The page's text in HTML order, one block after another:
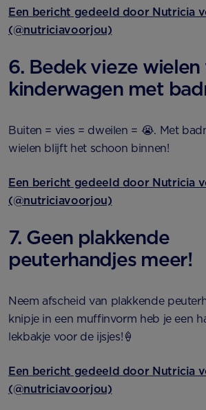
Een bericht gedeeld door Nutricia
(@nutriciavoorjou)
6. Bedek vieze wielen
kinderwagen met
Buiten = vies = dweilen = 😭. Met
wielen blijft het schoon binnen!
Een bericht gedeeld door Nutricia
(@nutriciavoorjou)
7. Geen plakkende
peuterhandjes meer!
Neem afscheid van plakkende
knipje in een muffinvorm heb je een
lekbakje voor de ijsjes!🍦
Een bericht gedeeld door Nutricia
(@nutriciavoorjou)